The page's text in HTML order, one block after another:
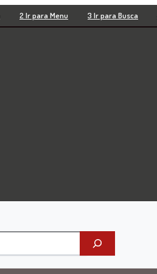
2 Ir para Menu 3 Ir para Busca